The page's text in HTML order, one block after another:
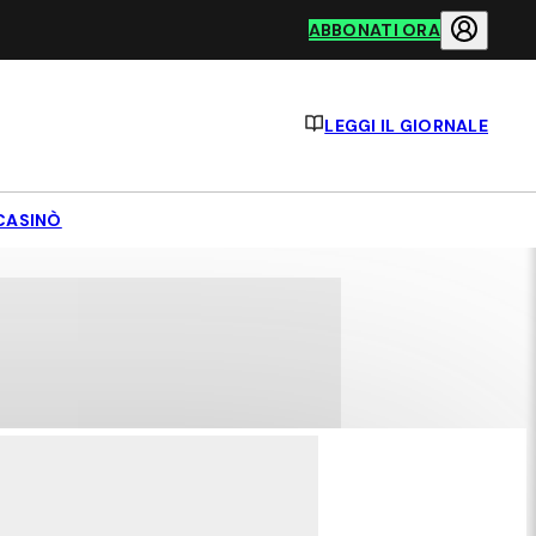
ABBONATI ORA
LEGGI IL GIORNALE